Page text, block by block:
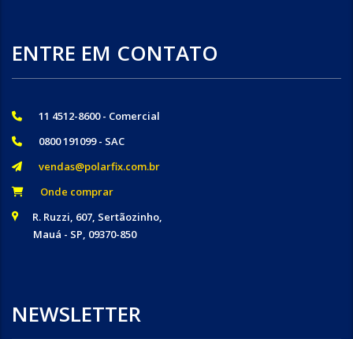
ENTRE EM CONTATO
11 4512-8600 - Comercial
0800 191099 - SAC
vendas@polarfix.com.br
Onde comprar
R. Ruzzi, 607, Sertãozinho,
Mauá - SP, 09370-850
NEWSLETTER